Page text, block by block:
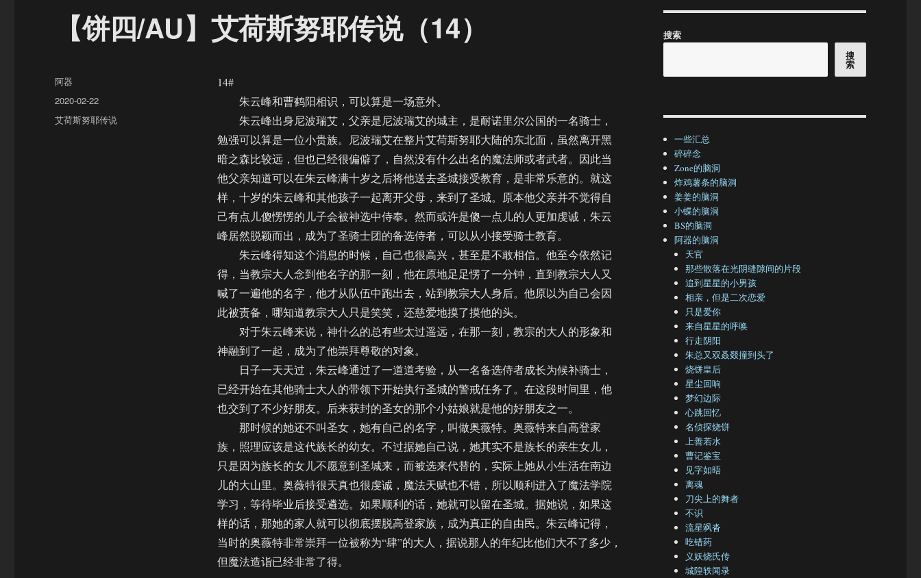
【饼四/AU】艾荷斯努耶传说（14）
14#
朱云峰和曹鹤阳相识，可以算是一场意外。
朱云峰出身尼波瑞艾，父亲是尼波瑞艾的城主，是耐诺里尔公国的一名骑士，
勉强可以算是一位小贵族。尼波瑞艾在整片艾荷斯努耶大陆的东北面，虽然离开黑
暗之森比较远，但也已经很偏僻了，自然没有什么出名的魔法师或者武者。因此当
他父亲知道可以在朱云峰满十岁之后将他送去圣城接受教育，是非常乐意的。就这
样，十岁的朱云峰和其他孩子一起离开父母，来到了圣城。原本他父亲并不觉得自
己有点儿傻愣愣的儿子会被神选中侍奉。然而或许是傻一点儿的人更加虔诚，朱云
峰居然脱颖而出，成为了圣骑士团的备选侍者，可以从小接受骑士教育。
朱云峰得知这个消息的时候，自己也很高兴，甚至是不敢相信。他至今依然记
得，当教宗大人念到他名字的那一刻，他在原地足足愣了一分钟，直到教宗大人又
喊了一遍他的名字，他才从队伍中跑出去，站到教宗大人身后。他原以为自己会因
此被责备，哪知道教宗大人只是笑笑，还慈爱地摸了摸他的头。
对于朱云峰来说，神什么的总有些太过遥远，在那一刻，教宗的大人的形象和
神融到了一起，成为了他崇拜尊敬的对象。
日子一天天过，朱云峰通过了一道道考验，从一名备选侍者成长为候补骑士，
已经开始在其他骑士大人的带领下开始执行圣城的警戒任务了。在这段时间里，他
也交到了不少好朋友。后来获封的圣女的那个小姑娘就是他的好朋友之一。
那时候的她还不叫圣女，她有自己的名字，叫做奥薇特。奥薇特来自高登家
族，照理应该是这代族长的幼女。不过据她自己说，她其实不是族长的亲生女儿，
只是因为族长的女儿不愿意到圣城来，而被选来代替的，实际上她从小生活在南边
儿的大山里。奥薇特很天真也很虔诚，魔法天赋也不错，所以顺利进入了魔法学院
学习，等待毕业后接受遴选。如果顺利的话，她就可以留在圣城。据她说，如果这
样的话，那她的家人就可以彻底摆脱高登家族，成为真正的自由民。朱云峰记得，
当时的奥薇特非常崇拜一位被称为“肆”的大人，据说那人的年纪比他们大不了多少，
但魔法造诣已经非常了得。
作
者
阿器
发
布
于
2020-02-22
分
艾荷斯努耶传说
搜索
搜
索
一些汇总
碎碎念
Zone的脑洞
炸鸡薯条的脑洞
姜姜的脑洞
小蝶的脑洞
BS的脑洞
阿器的脑洞
天官
那些散落在光阴缝隙间的片段
追到星星的小男孩
相亲，但是二次恋爱
只是爱你
来自星星的呼唤
行走阴阳
朱总又双叒叕撞到头了
烧饼皇后
星尘回响
梦幻边际
心跳回忆
名侦探烧饼
上善若水
曹记鉴宝
见字如晤
离魂
刀尖上的舞者
不识
流星飒沓
吃错药
义妖烧氏传
城隍轶闻录